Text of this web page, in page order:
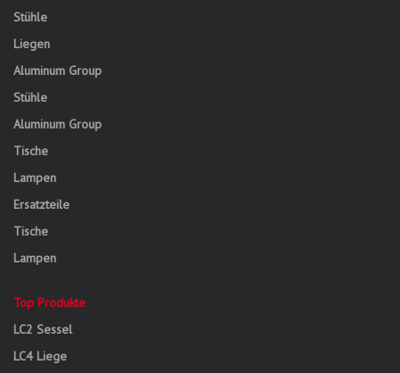
Stühle
Liegen
Aluminum Group
Stühle
Aluminum Group
Tische
Lampen
Ersatzteile
Tische
Lampen
Top Produkte
LC2 Sessel
LC4 Liege